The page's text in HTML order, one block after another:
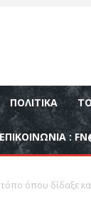
ΠΟΛΙΤΙΚΆ
ΕΠΙΚΟΙΝΩΝΊΑ :
όπου δίδαξε